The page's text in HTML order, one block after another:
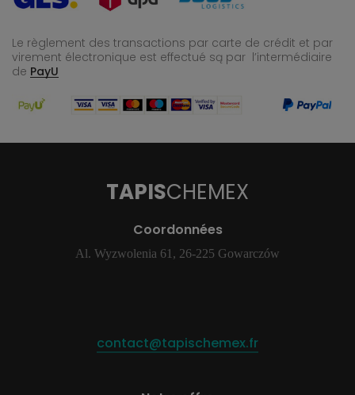
Le règlement des transactions par carte de crédit et par
virement électronique est effectué są par l’intermédiaire
de PayU
TAPISCHEMEX
Coordonnées
Al. Wyzwolenia 61, 26-225 Gowarczów
contact@tapischemex.fr